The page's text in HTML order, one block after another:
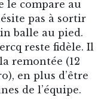
également une
bien à
amours. Après
des jeunes à
adjoint de
1996-1997
le club. Objectif